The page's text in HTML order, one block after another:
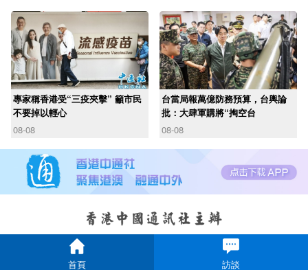
專家稱香港受“三疫夾擊” 籲市民
不要掉以輕心
08-08
台當局報萬億防務預算，台輿論
批：大肆軍購將“掏空台
08-08
首頁 訪談